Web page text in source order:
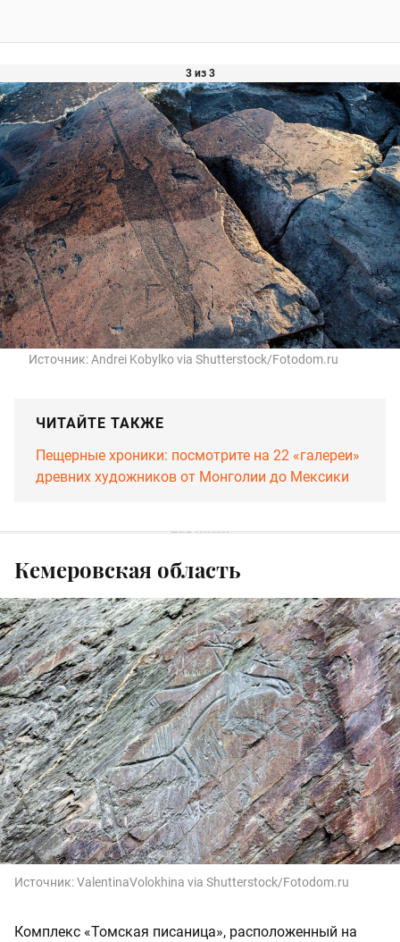
3 из 3
Источник:Andrei Kobylko via Shutterstock/Fotodom.ru
ЧИТАЙТЕ ТАКЖЕ
Пещерные хроники: посмотрите на 22 «галереи»
древних художников от Монголии до Мексики
Кемеровская область
Источник:ValentinaVolokhina via Shutterstock/Fotodom.ru
Комплекс «Томская писаница», расположенный на